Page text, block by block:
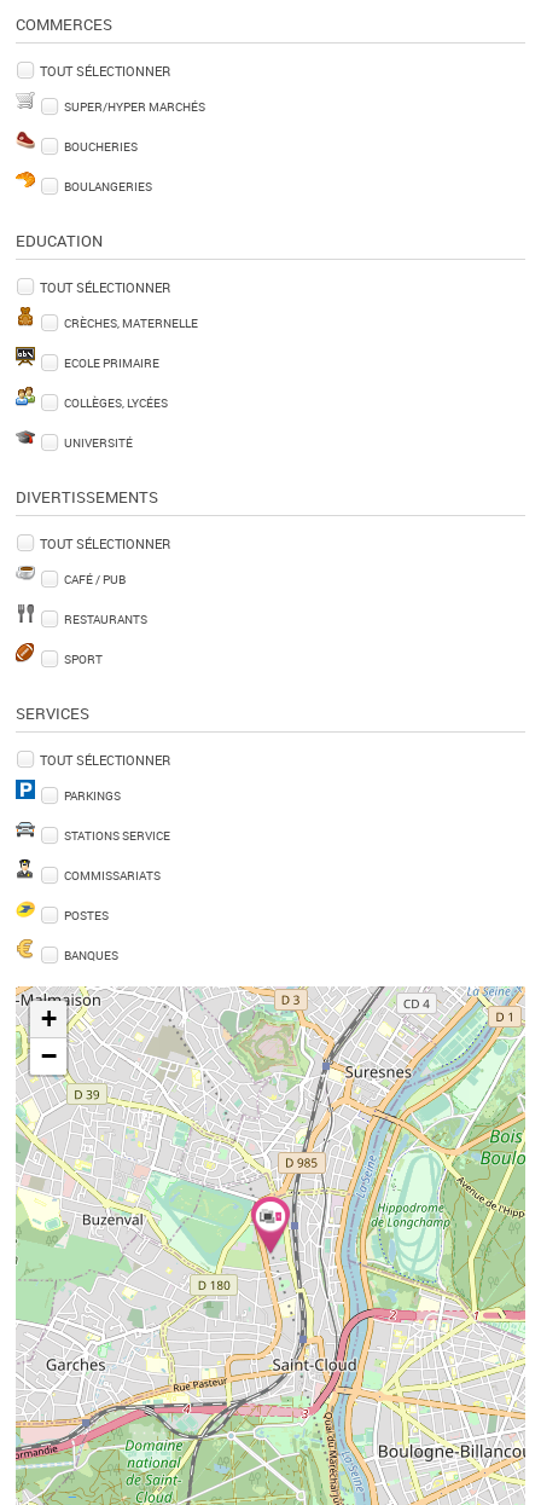
COMMERCES
TOUT SÉLECTIONNER
SUPER/HYPER MARCHÉS
BOUCHERIES
BOULANGERIES
EDUCATION
TOUT SÉLECTIONNER
CRÈCHES, MATERNELLE
ECOLE PRIMAIRE
COLLÈGES, LYCÉES
UNIVERSITÉ
DIVERTISSEMENTS
TOUT SÉLECTIONNER
CAFÉ / PUB
RESTAURANTS
SPORT
SERVICES
TOUT SÉLECTIONNER
PARKINGS
STATIONS SERVICE
COMMISSARIATS
POSTES
BANQUES
+
−